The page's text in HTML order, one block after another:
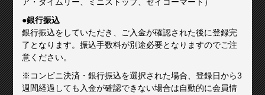
ア・タイムリー、ミニストップ、セイコーマート）
●銀行振込
銀行振込をしていただき、ご入金が確認された後に登録完
了となります。振込手数料が別途必要となりますのでご注
意ください。
※コンビニ決済・銀行振込を選択された場合、登録日から3
週間経過しても入金が確認できない場合は自動的に会員情